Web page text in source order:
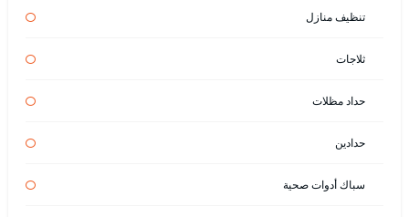
تنظيف منازل
ثلاجات
حداد مظلات
حدادين
سباك أدوات صحية